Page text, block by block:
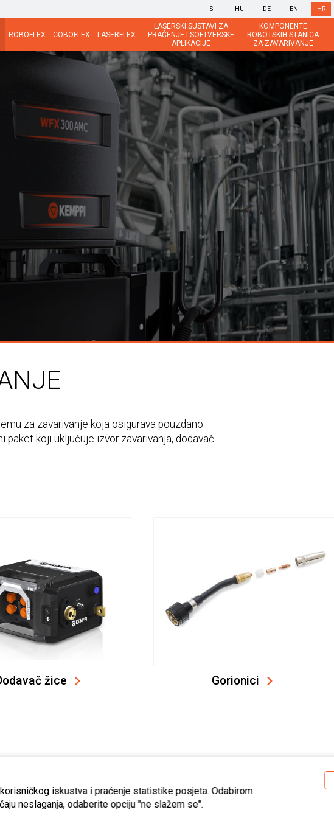
SI HU DE EN HR
ROBOFLEX COBOFLEX LASERFLEX
LASERSKI SUSTAVI ZA
PRAĆENJE I SOFTVERSKE
APLIKACIJE
KOMPONENTE
ROBOTSKIH STANICA
ZA ZAVARIVANJE
za zavarivanje koja osigurava pouzdano
koji uključuje izvor zavarivanja, dodavač
žice Gorionici
Naš uradni zastupnik u Hrvatskoj
iskustva i praćenje statistike posjeta. Odabirom
neslaganja, odaberite opciju "ne slažem se".